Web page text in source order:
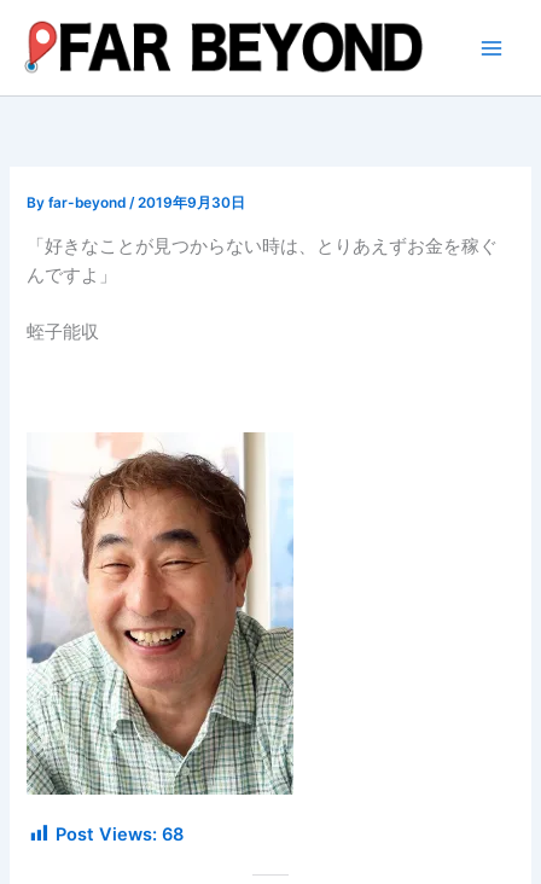
ス
Byfar-beyond/2019年9月30日
「好きなことが見つからない時は、とりあえずお金を稼ぐ
んですよ」
蛭子能収
Post Views: 68